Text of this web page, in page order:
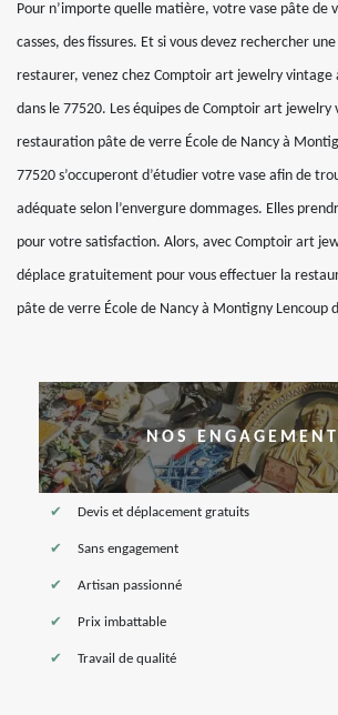
Pour n’importe quelle matière, votre vase pâte de
casses, des fissures. Et si vous devez rechercher
restaurer, venez chez Comptoir art jewelry vintage
dans le 77520. Les équipes de Comptoir art
restauration pâte de verre École de Nancy à
77520 s’occuperont d’étudier votre vase afin de
adéquate selon l’envergure dommages. Elles
pour votre satisfaction. Alors, avec Comptoir art
déplace gratuitement pour vous effectuer la
pâte de verre École de Nancy à Montigny Lencoup
NOS
Devis et déplacement gratuits
Sans engagement
Artisan passionné
Prix imbattable
Travail de qualité